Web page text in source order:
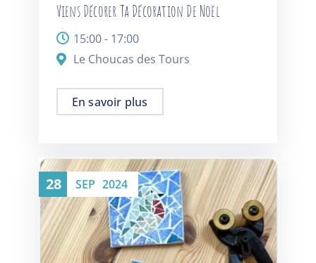
Viens Décorer Ta Décoration De Noël
15:00 - 17:00
Le Choucas des Tours
En savoir plus
28 SEP 2024